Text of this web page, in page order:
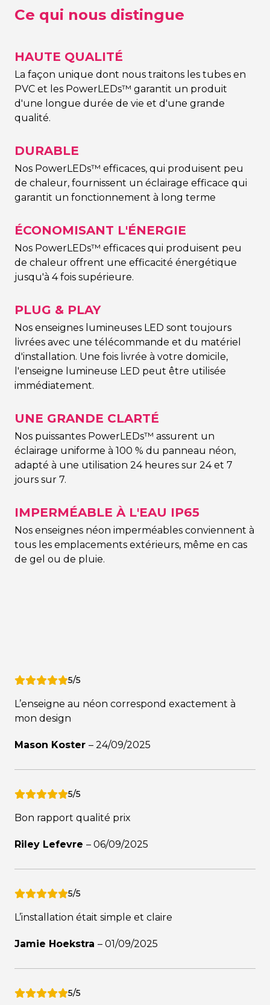
Ce qui nous distingue
HAUTE QUALITÉ
La façon unique dont nous traitons les tubes en
PVC et les PowerLEDs™ garantit un produit
d'une longue durée de vie et d'une grande
qualité.
DURABLE
Nos PowerLEDs™ efficaces, qui produisent peu
de chaleur, fournissent un éclairage efficace qui
garantit un fonctionnement à long terme
ÉCONOMISANT L'ÉNERGIE
Nos PowerLEDs™ efficaces qui produisent peu
de chaleur offrent une efficacité énergétique
jusqu'à 4 fois supérieure.
PLUG & PLAY
Nos enseignes lumineuses LED sont toujours
livrées avec une télécommande et du matériel
d'installation. Une fois livrée à votre domicile,
l'enseigne lumineuse LED peut être utilisée
immédiatement.
UNE GRANDE CLARTÉ
Nos puissantes PowerLEDs™ assurent un
éclairage uniforme à 100 % du panneau néon,
adapté à une utilisation 24 heures sur 24 et 7
jours sur 7.
IMPERMÉABLE À L'EAU IP65
Nos enseignes néon imperméables conviennent à
tous les emplacements extérieurs, même en cas
de gel ou de pluie.
5/5
L’enseigne au néon correspond exactement à
mon design
Mason Koster – 24/09/2025
5/5
Bon rapport qualité prix
Riley Lefevre – 06/09/2025
5/5
L’installation était simple et claire
Jamie Hoekstra – 01/09/2025
5/5